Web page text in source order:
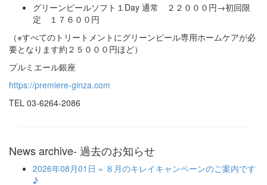
グリーンピールソフト１Day 通常 ２２０００円→初回限
定 １７６００円
（※すべてのトリートメントにグリーンピール専用ホームケアが必
要となります約２５０００円ほど）
プルミエール銀座
https://premiere-ginza.com
TEL 03-6264-2086
News archive- 過去のお知らせ
2026年08月01日 » ８月のキレイキャンペーンのご案内です
♪